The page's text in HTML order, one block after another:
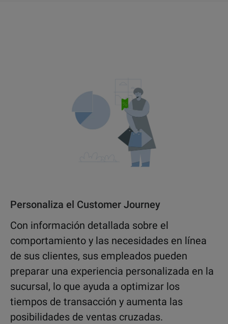
Personaliza el Customer Journey
Con información detallada sobre el
comportamiento y las necesidades en línea
de sus clientes, sus empleados pueden
preparar una experiencia personalizada en la
sucursal, lo que ayuda a optimizar los
tiempos de transacción y aumenta las
posibilidades de ventas cruzadas.